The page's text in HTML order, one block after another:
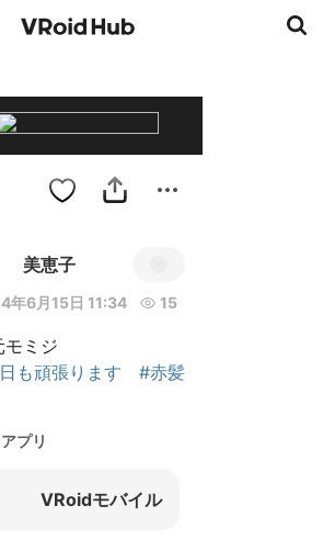
美恵子
年6月15日 11:34 15
も頑張ります
#赤髪
プリ
VRoidモバイル